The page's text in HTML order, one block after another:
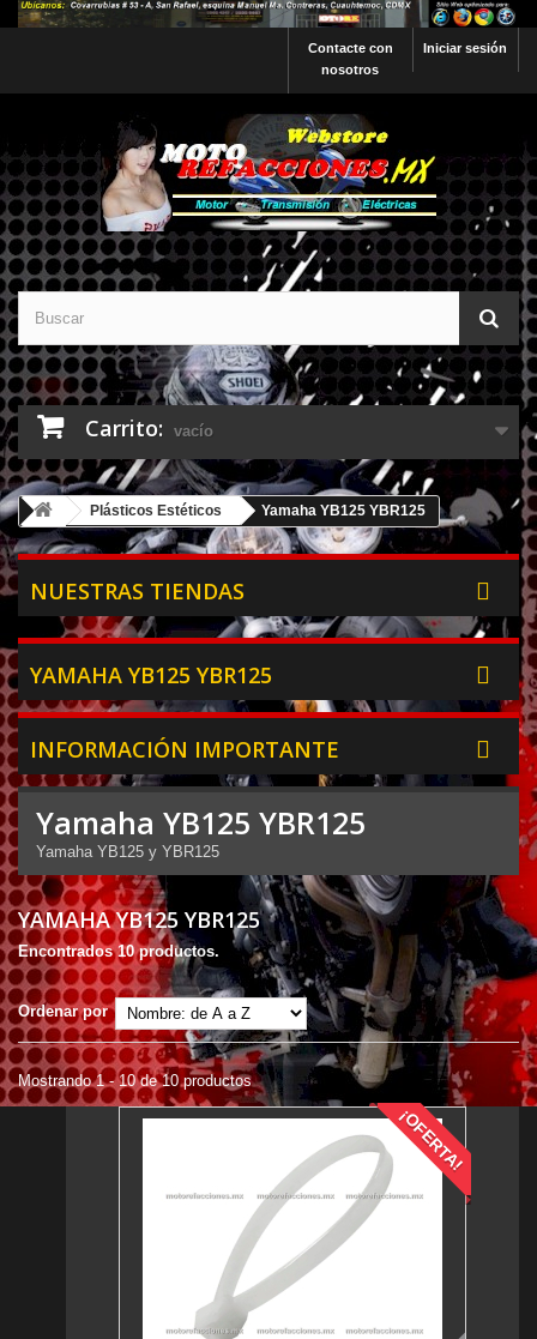
Iniciar sesión
Contacte con
nosotros
Carrito: vacío
Plásticos Estéticos Yamaha YB125 YBR125
NUESTRAS TIENDAS
YAMAHA YB125 YBR125
INFORMACIÓN IMPORTANTE
Yamaha YB125 YBR125
Yamaha YB125 y YBR125
YAMAHA YB125 YBR125
Encontrados 10 productos.
Ordenar por
Mostrando 1 - 10 de 10 productos
¡OFERTA!